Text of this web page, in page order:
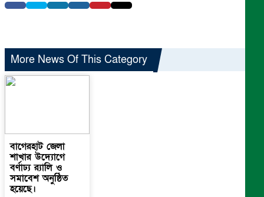
More News Of This Category
বাগেরহাট জেলা
শাখার উদ্যোগে
বর্ণাঢ্য র‍্যালি ও
সমাবেশ অনুষ্ঠিত
হয়েছে।